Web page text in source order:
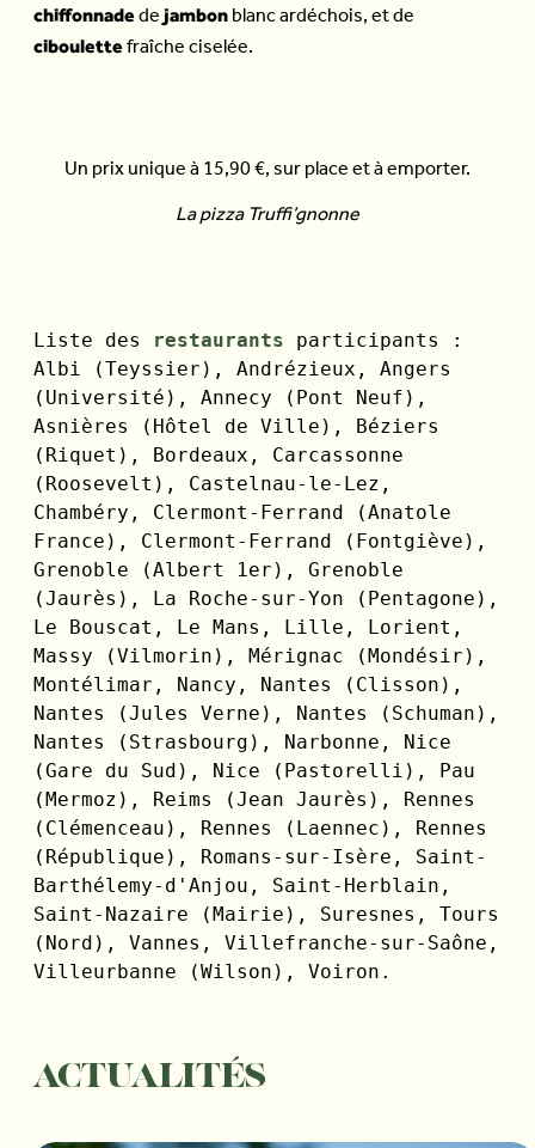
chiffonnadedejambonblanc ardéchois, et de
ciboulettefraîche ciselée.
Un prix unique à 15,90 €, sur place et à emporter.
La pizza Truffi’gnonne
Liste des restaurants participants :
Albi (Teyssier), Andrézieux, Angers
(Université), Annecy (Pont Neuf),
Asnières (Hôtel de Ville), Béziers
(Riquet), Bordeaux, Carcassonne
(Roosevelt), Castelnau-le-Lez,
Chambéry, Clermont-Ferrand (Anatole
France), Clermont-Ferrand (Fontgiève),
Grenoble (Albert 1er), Grenoble
(Jaurès), La Roche-sur-Yon (Pentagone),
Le Bouscat, Le Mans, Lille, Lorient,
Massy (Vilmorin), Mérignac (Mondésir),
Montélimar, Nancy, Nantes (Clisson),
Nantes (Jules Verne), Nantes (Schuman),
Nantes (Strasbourg), Narbonne, Nice
(Gare du Sud), Nice (Pastorelli), Pau
(Mermoz), Reims (Jean Jaurès), Rennes
(Clémenceau), Rennes (Laennec), Rennes
(République), Romans-sur-Isère, Saint-
Barthélemy-d'Anjou, Saint-Herblain,
Saint-Nazaire (Mairie), Suresnes, Tours
(Nord), Vannes, Villefranche-sur-Saône,
Villeurbanne (Wilson), Voiron.
ACTUALITÉS